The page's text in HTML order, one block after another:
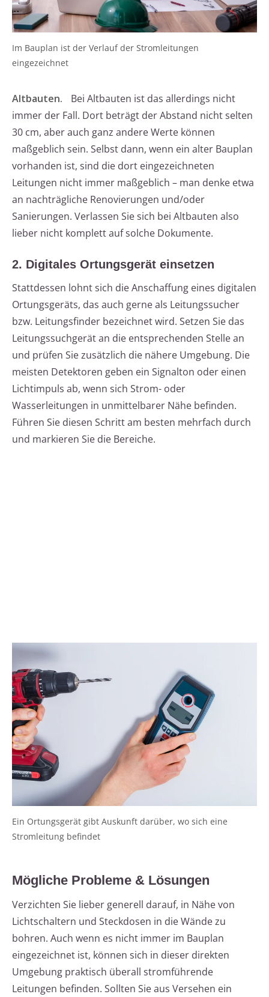
Im Bauplan ist der Verlauf der Stromleitungen
eingezeichnet
Altbauten.
Bei Altbauten ist das allerdings nicht
immer der Fall. Dort beträgt der Abstand nicht selten
30 cm, aber auch ganz andere Werte können
maßgeblich sein. Selbst dann, wenn ein alter Bauplan
vorhanden ist, sind die dort eingezeichneten
Leitungen nicht immer maßgeblich – man denke etwa
an nachträgliche Renovierungen und/oder
Sanierungen. Verlassen Sie sich bei Altbauten also
lieber nicht komplett auf solche Dokumente.
2. Digitales Ortungsgerät einsetzen
Stattdessen lohnt sich die Anschaffung eines digitalen
Ortungsgeräts, das auch gerne als Leitungssucher
bzw. Leitungsfinder bezeichnet wird. Setzen Sie das
Leitungssuchgerät an die entsprechenden Stelle an
und prüfen Sie zusätzlich die nähere Umgebung. Die
meisten Detektoren geben ein Signalton oder einen
Lichtimpuls ab, wenn sich Strom- oder
Wasserleitungen in unmittelbarer Nähe befinden.
Führen Sie diesen Schritt am besten mehrfach durch
und markieren Sie die Bereiche.
Ein Ortungsgerät gibt Auskunft darüber, wo sich eine
Stromleitung befindet
Mögliche Probleme & Lösungen
Verzichten Sie lieber generell darauf, in Nähe von
Lichtschaltern und Steckdosen in die Wände zu
bohren. Auch wenn es nicht immer im Bauplan
eingezeichnet ist, können sich in dieser direkten
Umgebung praktisch überall stromführende
Leitungen befinden. Sollten Sie aus Versehen ein